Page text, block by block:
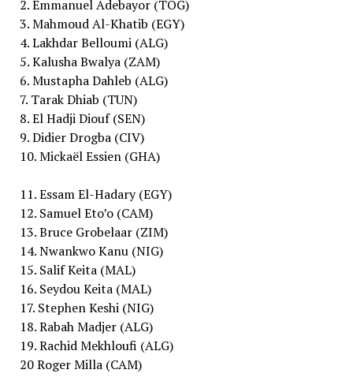
2. Emmanuel Adebayor (TOG)
3. Mahmoud Al-Khatib (EGY)
4. Lakhdar Belloumi (ALG)
5. Kalusha Bwalya (ZAM)
6. Mustapha Dahleb (ALG)
7. Tarak Dhiab (TUN)
8. El Hadji Diouf (SEN)
9. Didier Drogba (CIV)
10. Mickaël Essien (GHA)
11. Essam El-Hadary (EGY)
12. Samuel Eto’o (CAM)
13. Bruce Grobelaar (ZIM)
14. Nwankwo Kanu (NIG)
15. Salif Keita (MAL)
16. Seydou Keita (MAL)
17. Stephen Keshi (NIG)
18. Rabah Madjer (ALG)
19. Rachid Mekhloufi (ALG)
20 Roger Milla (CAM)